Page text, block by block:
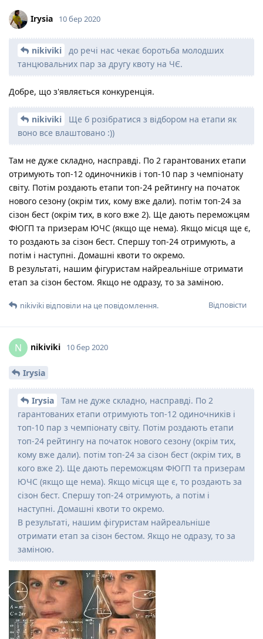
Irysia 10 бер 2020
nikiviki
до речі нас чекає боротьба молодших
танцювальних пар за другу квоту на ЧЄ.
Добре, що з'являється конкуренція.
nikiviki
Ще б розібратися з відбором на етапи як
воно все влаштовано :))
Там не дуже складно, насправді. По 2 гарантованих етапи
отримують топ-12 одиночників і топ-10 пар з чемпіонату
світу. Потім роздають етапи топ-24 рейтингу на початок
нового сезону (окрім тих, кому вже дали). потім топ-24 за
сізон бест (окрім тих, в кого вже 2). Ще дають переможцям
ФЮГП та призерам ЮЧС (якщо ще нема). Якщо місця ще є,
то роздають за сізон бест. Спершу топ-24 отримують, а
потім і наступні. Домашні квоти то окремо.
В результаті, нашим фігуристам найреальніше отримати
етап за сізон бестом. Якщо не одразу, то за заміною.
Відповісти
nikiviki відповіли на це повідомлення.
N nikiviki 10 бер 2020
Irysia
Irysia
Там не дуже складно, насправді. По 2
гарантованих етапи отримують топ-12 одиночників і
топ-10 пар з чемпіонату світу. Потім роздають етапи
топ-24 рейтингу на початок нового сезону (окрім тих,
кому вже дали). потім топ-24 за сізон бест (окрім тих, в
кого вже 2). Ще дають переможцям ФЮГП та призерам
ЮЧС (якщо ще нема). Якщо місця ще є, то роздають за
сізон бест. Спершу топ-24 отримують, а потім і
наступні. Домашні квоти то окремо.
В результаті, нашим фігуристам найреальніше
отримати етап за сізон бестом. Якщо не одразу, то за
заміною.